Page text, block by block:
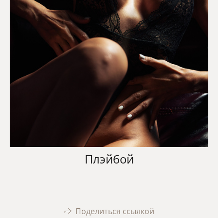
Плэйбой
Поделиться ссылкой